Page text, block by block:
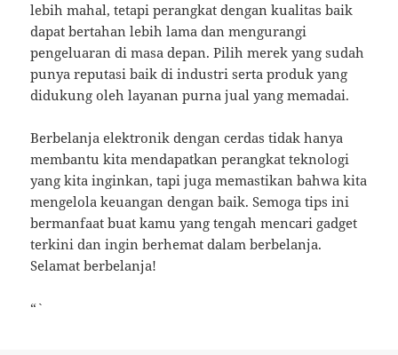
lebih mahal, tetapi perangkat dengan kualitas baik
dapat bertahan lebih lama dan mengurangi
pengeluaran di masa depan. Pilih merek yang sudah
punya reputasi baik di industri serta produk yang
didukung oleh layanan purna jual yang memadai.
Berbelanja elektronik dengan cerdas tidak hanya
membantu kita mendapatkan perangkat teknologi
yang kita inginkan, tapi juga memastikan bahwa kita
mengelola keuangan dengan baik. Semoga tips ini
bermanfaat buat kamu yang tengah mencari gadget
terkini dan ingin berhemat dalam berbelanja.
Selamat berbelanja!
“`